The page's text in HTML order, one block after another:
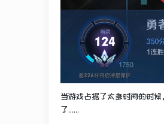
当游戏占据了太多时间的时
了……